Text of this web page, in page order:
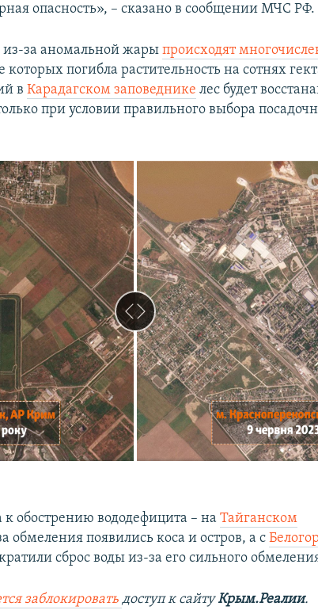
опасность», – сказано в сообщении МЧС РФ.
за аномальной жарыпроисходят
которых погибла растительность на сотнях
вКарадагском заповеднике лес будет
при условии правильного выбора
обострению вододефицита – наТайганском
обмеления появились коса и остров, а с
сброс воды из-за его сильного
заблокировать доступ к сайтуКрым.Реалии.